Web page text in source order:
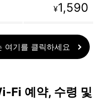
¥1,590
여기를 클릭하세요
Fi 예약, 수령 및